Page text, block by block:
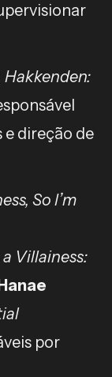
Hakkenden:
e direção de
So I’m
Villainess:
Hanae
por